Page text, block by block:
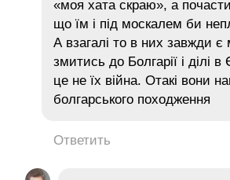
«моя хата скраю», а
що їм і під москалем би
А взагалі то в них завжди є
змитись до Болгарії і ділі
це не їх війна. Отакі вони
болгарського походження
Ответить